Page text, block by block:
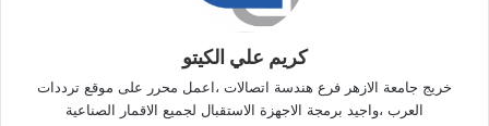
كريم علي الكيتو
خريج جامعة الازهر فرع هندسة اتصالات ،اعمل محرر على موقع ترددات
العرب ،واجيد برمجة الاجهزة الاستقبال لجميع الاقمار الصناعية